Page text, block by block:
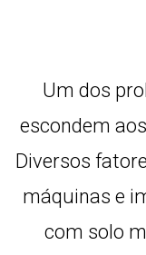
Um dos
escondem
Diversos
máquinas e
com solo